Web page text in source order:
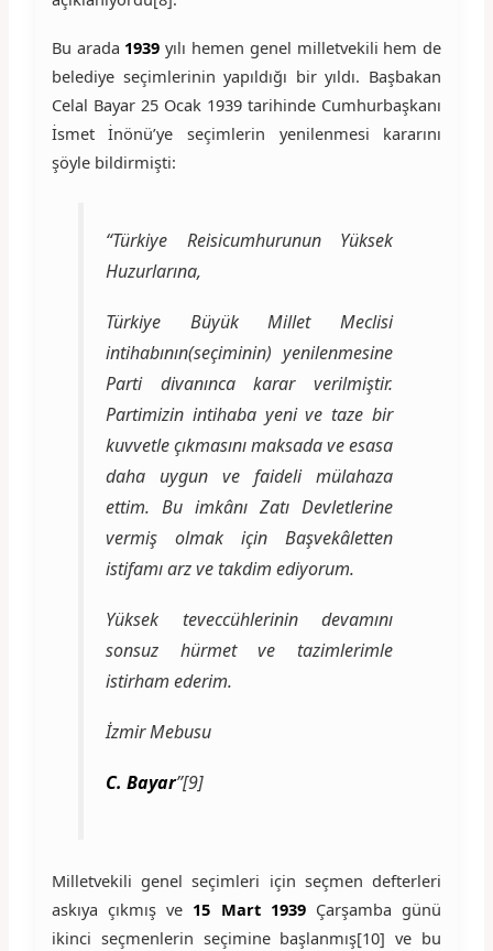
Bu arada 1939 yılı hemen genel milletvekili hem de
belediye seçimlerinin yapıldığı bir yıldı. Başbakan
Celal Bayar 25 Ocak 1939 tarihinde Cumhurbaşkanı
İsmet İnönü’ye seçimlerin yenilenmesi kararını
şöyle bildirmişti:
“Türkiye Reisicumhurunun Yüksek
Huzurlarına,
Türkiye Büyük Millet Meclisi
intihabının(seçiminin) yenilenmesine
Parti divanınca karar verilmiştir.
Partimizin intihaba yeni ve taze bir
kuvvetle çıkmasını maksada ve esasa
daha uygun ve faideli mülahaza
ettim. Bu imkânı Zatı Devletlerine
vermiş olmak için Başvekâletten
istifamı arz ve takdim ediyorum.
Yüksek teveccühlerinin devamını
sonsuz hürmet ve tazimlerimle
istirham ederim.
İzmir Mebusu
C. Bayar”[9]
Milletvekili genel seçimleri için seçmen defterleri
askıya çıkmış ve 15 Mart 1939Çarşamba günü
ikinci seçmenlerin seçimine başlanmış[10] ve bu